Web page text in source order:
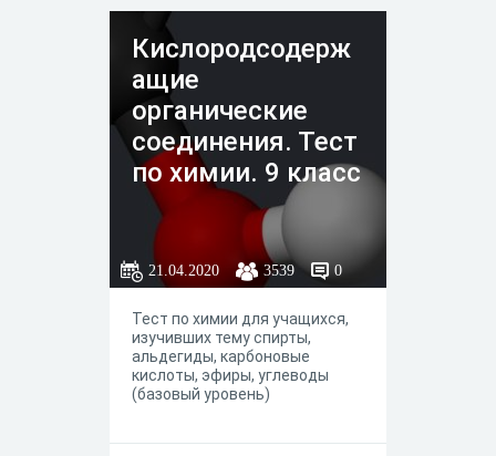
Кислородсодерж
ащие
органические
соединения. Тест
по химии. 9 класс
21.04.2020 3539 0
Тест по химии для учащихся,
изучивших тему спирты,
альдегиды, карбоновые
кислоты, эфиры, углеводы
(базовый уровень)